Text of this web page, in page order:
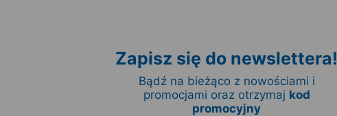
Zapisz się do newslettera!
Bądź na bieżąco z nowościami i
promocjami oraz otrzymaj kod
promocyjny